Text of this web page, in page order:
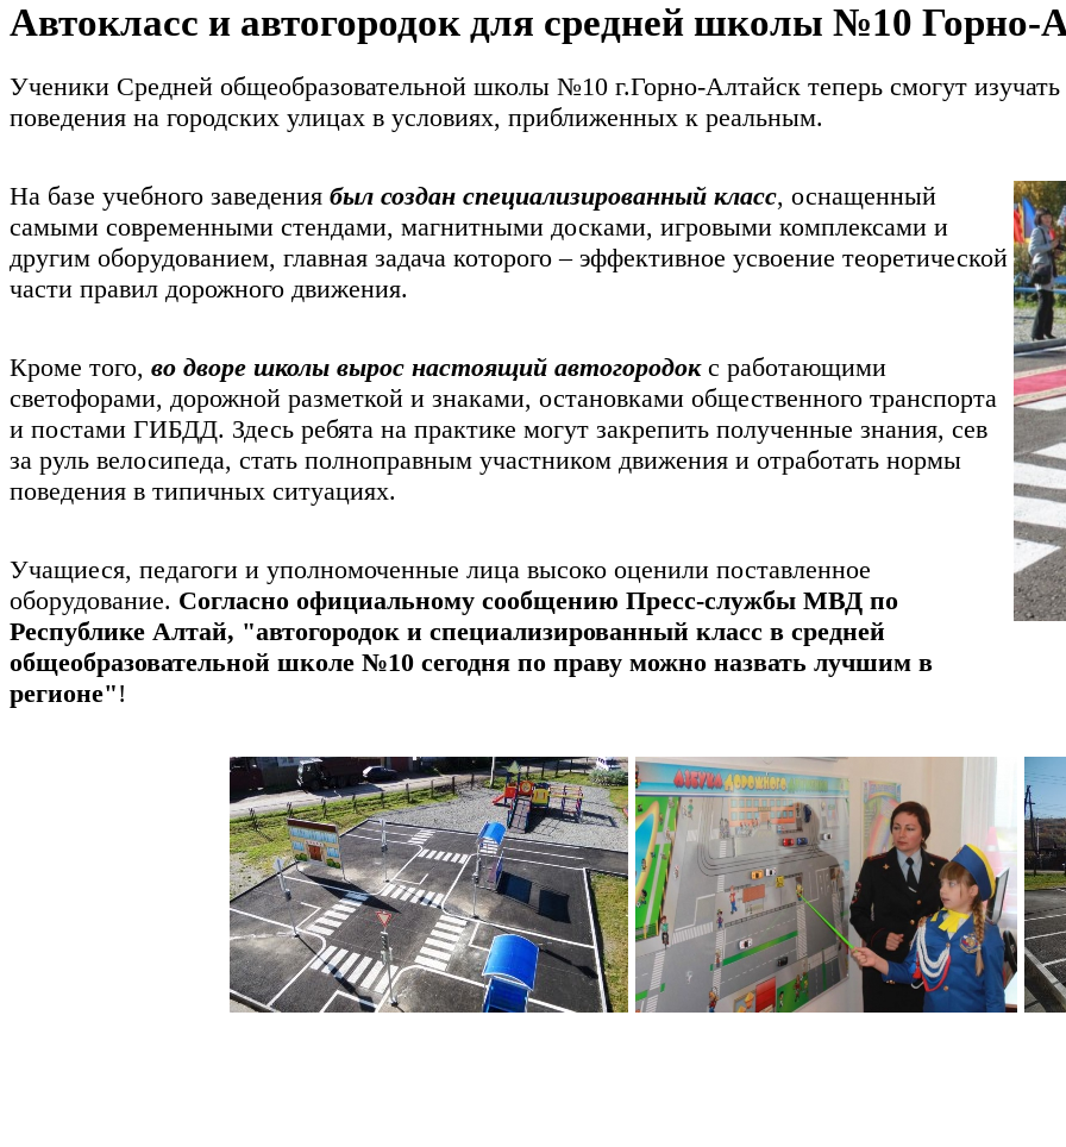
Автокласс и автогородок для средней школы №10 Горно-
Ученики Средней общеобразовательной школы №10 г.Горно-Алтайск теперь смогут
поведения на городских улицах в условиях, приближенных к реальным.
На базе учебного заведения был создан специализированный класс, оснащенный
самыми современными стендами, магнитными досками, игровыми комплексами и
другим оборудованием, главная задача которого – эффективное усвоение теоретической
части правил дорожного движения.
Кроме того, во дворе школы вырос настоящий автогородокс работающими
светофорами, дорожной разметкой и знаками, остановками общественного транспорта
и постами ГИБДД. Здесь ребята на практике могут закрепить полученные знания, сев
за руль велосипеда, стать полноправным участником движения и отработать нормы
поведения в типичных ситуациях.
Учащиеся, педагоги и уполномоченные лица высоко оценили поставленное
оборудование. Согласно официальному сообщению Пресс-службы МВД по
Республике Алтай, "автогородок и специализированный класс в средней
общеобразовательной школе №10 сегодня по праву можно назвать лучшим в
регионе"!